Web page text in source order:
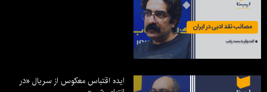
ایده اقتباس معکوس از سریال «در